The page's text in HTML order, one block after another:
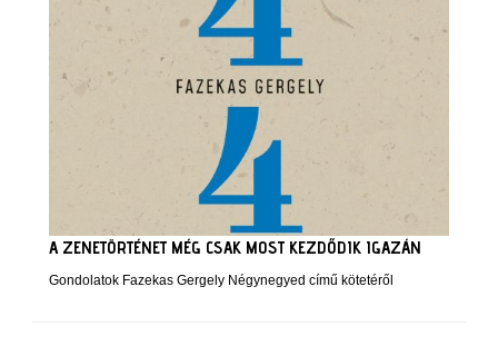
A ZENETÖRTÉNET MÉG CSAK MOST KEZDŐDIK IGAZÁN
Gondolatok Fazekas Gergely Négynegyed című kötetéről